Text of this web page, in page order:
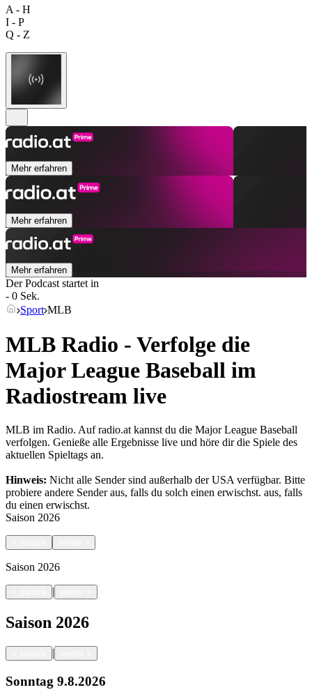
A - H
I - P
Q - Z
Mehr erfahren
Mehr erfahren
Mehr erfahren
Der Podcast startet in
- 0 Sek.
Sport MLB
MLB Radio - Verfolge die
Major League Baseball im
Radiostream live
MLB im Radio. Auf radio.at kannst du die Major League Baseball
verfolgen. Genieße alle Ergebnisse live und höre dir die Spiele des
aktuellen Spieltags an.
Hinweis: Nicht alle Sender sind außerhalb der USA verfügbar. Bitte
probiere andere Sender aus, falls du solch einen erwischst. aus, falls
du einen erwischst.
Saison 2026
Saison 2026
|
Saison 2026
|
Sonntag 9.8.2026